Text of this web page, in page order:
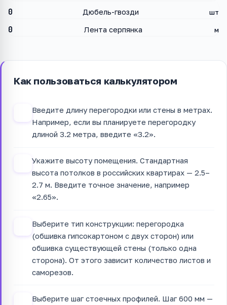
0 Дюбель-гвозди шт
0 Лента серпянка м
Как пользоваться калькулятором
Введите длину перегородки или стены в метрах.
Например, если вы планируете перегородку
длиной 3.2 метра, введите «3.2».
Укажите высоту помещения. Стандартная
высота потолков в российских квартирах — 2.5–
2.7 м. Введите точное значение, например
«2.65».
Выберите тип конструкции: перегородка
(обшивка гипсокартоном с двух сторон) или
обшивка существующей стены (только одна
сторона). От этого зависит количество листов и
саморезов.
Выберите шаг стоечных профилей. Шаг 600 мм —